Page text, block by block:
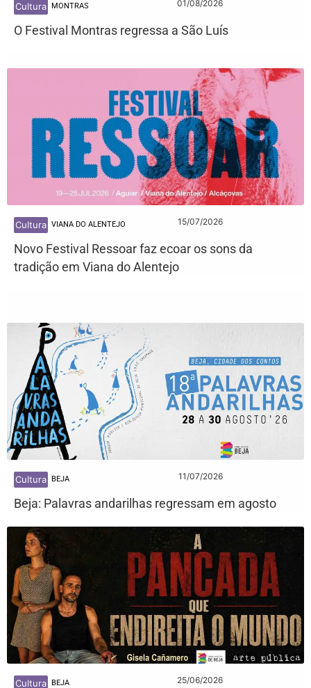
Cultura MONTRAS 01/08/2026
O Festival Montras regressa a São Luís
Cultura VIANA DO ALENTEJO 15/07/2026
Novo Festival Ressoar faz ecoar os sons da
tradição em Viana do Alentejo
Cultura BEJA 11/07/2026
Beja: Palavras andarilhas regressam em agosto
Cultura BEJA 25/06/2026